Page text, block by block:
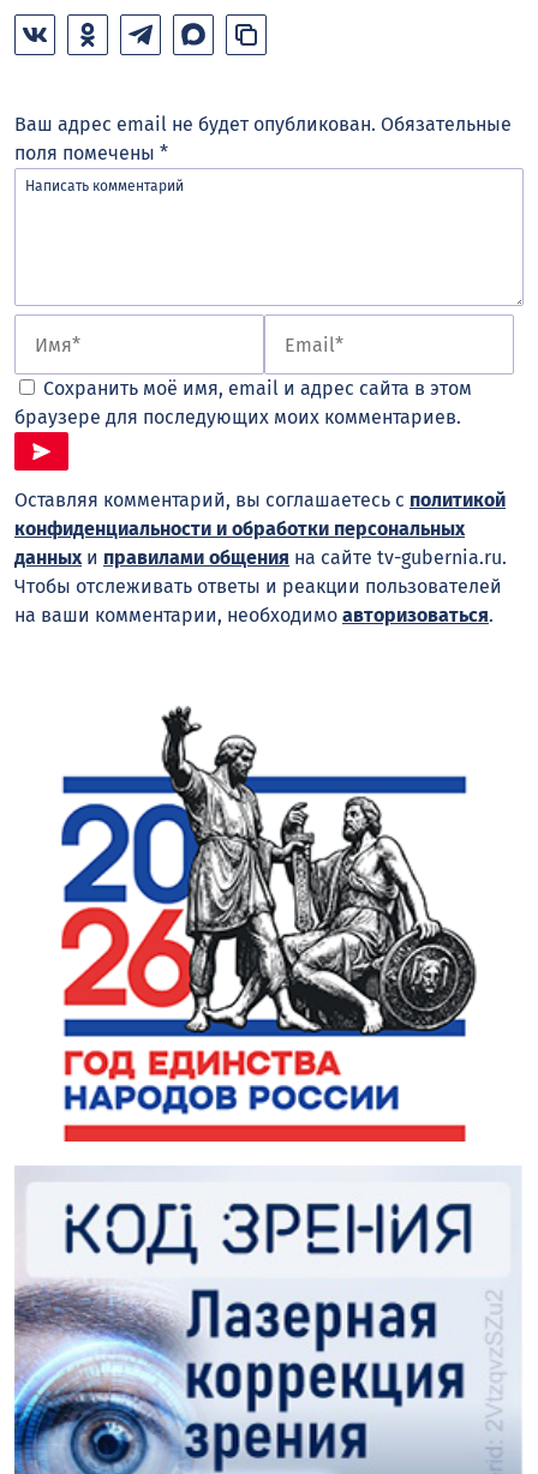
Ваш адрес email не будет опубликован. Обязательные
поля помечены *
Сохранить моё имя, email и адрес сайта в этом
браузере для последующих моих комментариев.
Оставляя комментарий, вы соглашаетесь с политикой
конфиденциальности и обработки персональных
данныхи правилами общения на сайте tv-gubernia.ru.
Чтобы отслеживать ответы и реакции пользователей
на ваши комментарии, необходимо авторизоваться.